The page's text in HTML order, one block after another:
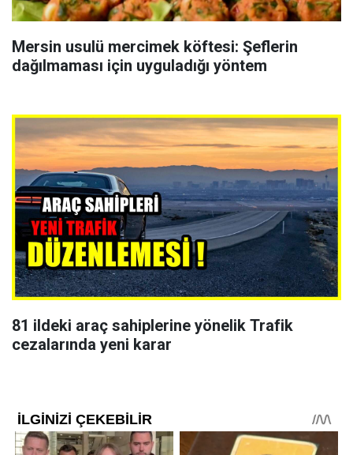
Mersin usulü mercimek köftesi: Şeflerin
dağılmaması için uyguladığı yöntem
81 ildeki araç sahiplerine yönelik Trafik
cezalarında yeni karar